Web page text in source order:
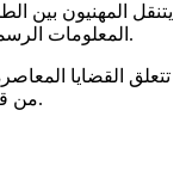
يتنقل المهنيون بين
تنشر وكالة المغرب العربي للأنباء (MAP) المعلومات الرسمية.
تتعلق القضايا
منفي تطور مستمر.